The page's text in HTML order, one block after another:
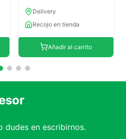
Delivery
Recojo en tienda
Añadir al carrito
dudes en escribirnos.